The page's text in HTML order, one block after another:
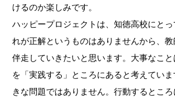
けるのか楽しみです。
ハッピープロジェクトは、知徳高校にと
れが正解というものはありませんから、
伴走していきたいと思います。大事なこ
を「実践する」ところにあると考えてい
きな問題ではありません。行動するとこ